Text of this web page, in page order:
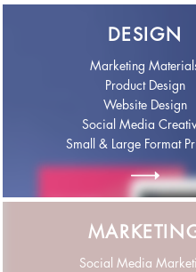
DESIGN
Marketing
Product Design
Website Design
Social Media
Small & Large Format
Social Media